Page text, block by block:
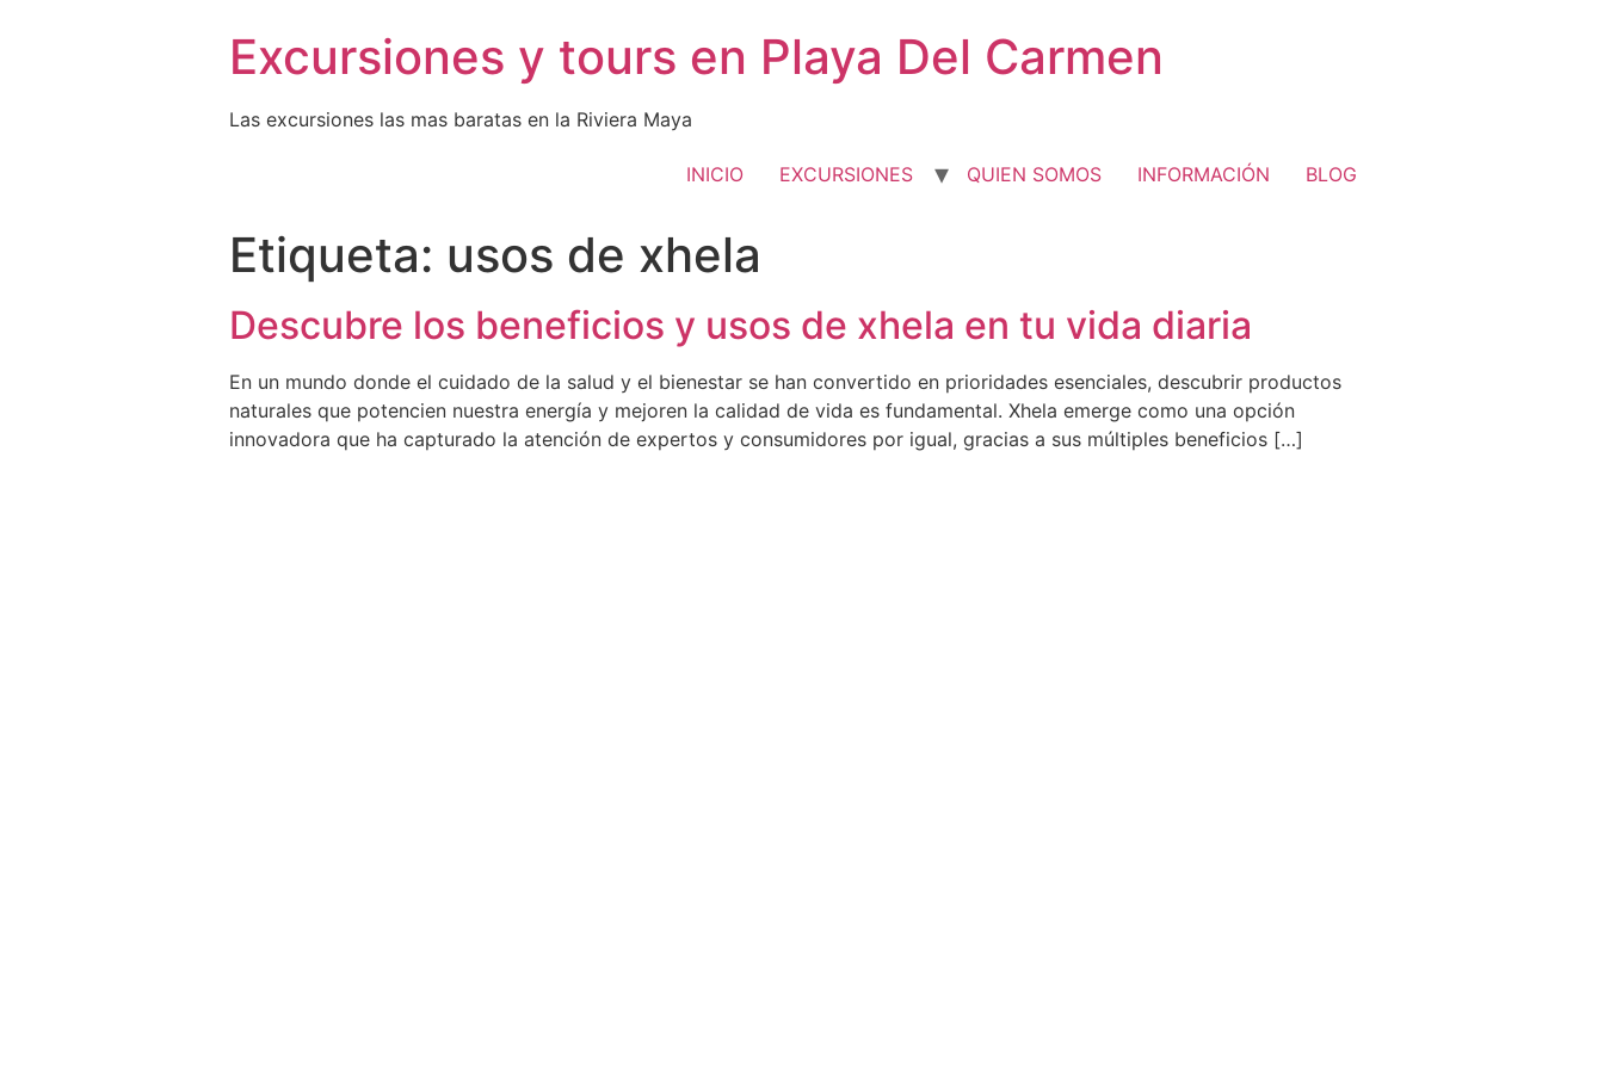
Excursiones y tours en Playa Del Carmen
Las excursiones las mas baratas en la Riviera Maya
INICIO EXCURSIONES QUIEN SOMOS INFORMACIÓN BLOG
Etiqueta: usos de xhela
Descubre los beneficios y usos de xhela en tu vida diaria
En un mundo donde el cuidado de la salud y el bienestar se han convertido en prioridades esenciales, descubrir productos
naturales que potencien nuestra energía y mejoren la calidad de vida es fundamental. Xhela emerge como una opción
innovadora que ha capturado la atención de expertos y consumidores por igual, gracias a sus múltiples beneficios […]